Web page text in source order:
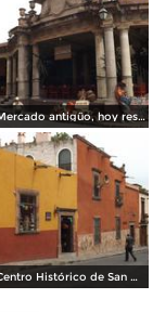
Mercado antigüo, hoy restaurantes típicos. Abril/2014
Centro Histórico de San Miguel de Allende. Abril/2014